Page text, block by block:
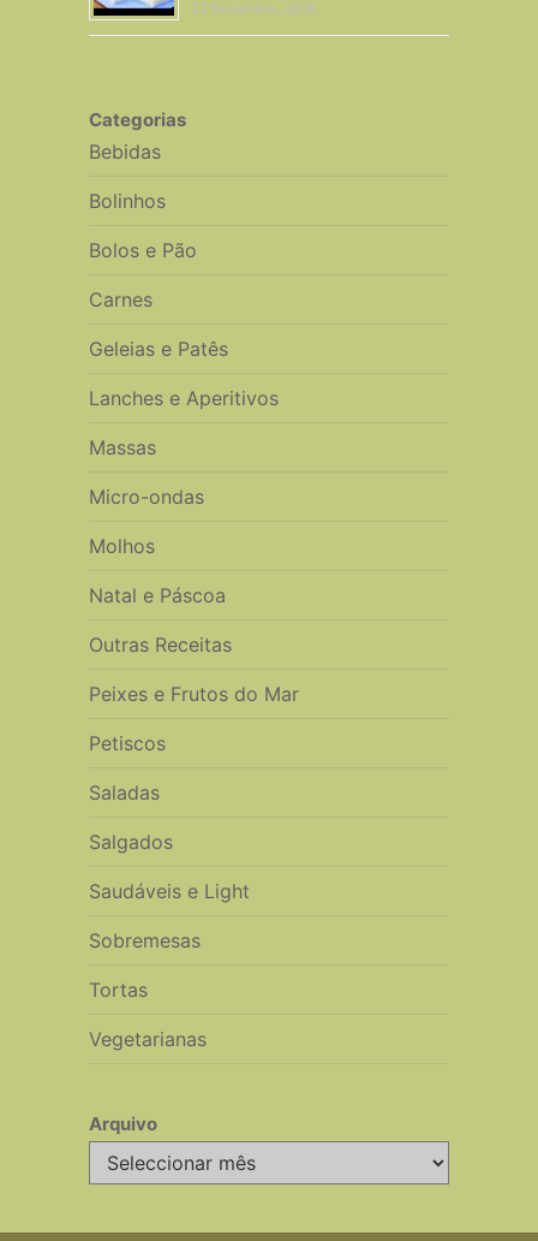
22 Novembro, 2018
Categorias
Bebidas
Bolinhos
Bolos e Pão
Carnes
Geleias e Patês
Lanches e Aperitivos
Massas
Micro-ondas
Molhos
Natal e Páscoa
Outras Receitas
Peixes e Frutos do Mar
Petiscos
Saladas
Salgados
Saudáveis e Light
Sobremesas
Tortas
Vegetarianas
Arquivo
Arquivo